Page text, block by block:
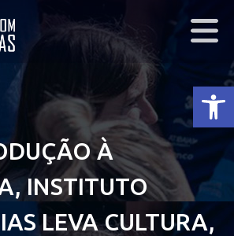
À
INSTITUTO
LEVA CULTURA,